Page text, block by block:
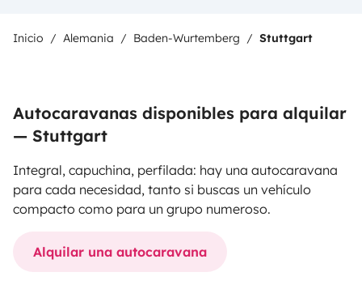
Inicio Alemania Baden-Wurtemberg Stuttgart
Autocaravanas disponibles para alquilar
— Stuttgart
Integral, capuchina, perfilada: hay una autocaravana
para cada necesidad, tanto si buscas un vehículo
compacto como para un grupo numeroso.
Alquilar una autocaravana